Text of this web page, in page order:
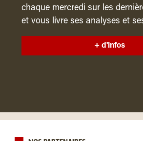
chaque mercredi sur les
et vous livre ses analyses et
+ d'infos